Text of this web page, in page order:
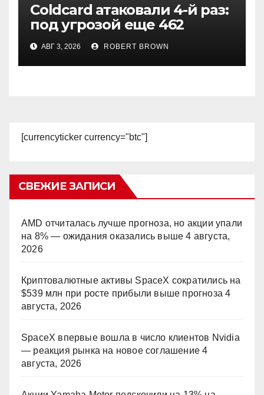
Coldcard атаковали 4-й раз:
под угрозой еще 462
кошелька
АВГ 3, 2026 ROBERT BROWN
[currencyticker currency="btc"]
СВЕЖИЕ ЗАПИСИ
AMD отчиталась лучше прогноза, но акции упали
на 8% — ожидания оказались выше 4 августа,
2026
Криптовалютные активы SpaceX сократились на
$539 млн при росте прибыли выше прогноза 4
августа, 2026
SpaceX впервые вошла в число клиентов Nvidia
— реакция рынка на новое соглашение 4
августа, 2026